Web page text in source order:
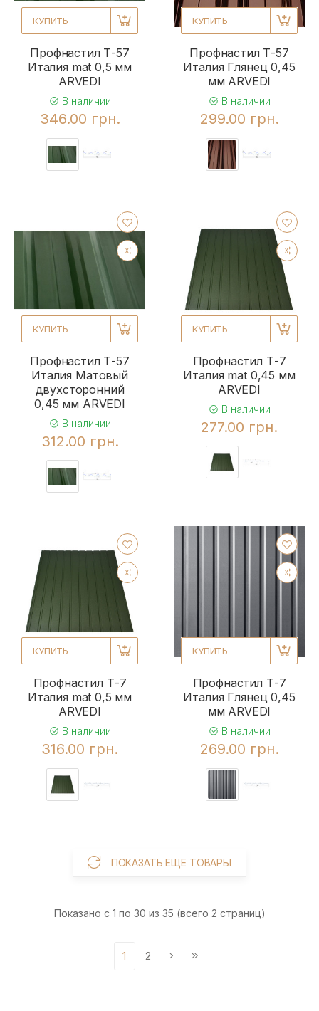
КУПИТЬ
Профнастил Т-57
Италия mat 0,5 мм
ARVEDI
В наличии
346.00 грн.
КУПИТЬ
Профнастил Т-57
Италия Глянец 0,45
мм ARVEDI
В наличии
299.00 грн.
КУПИТЬ
Профнастил Т-57
Италия Матовый
двухсторонний
0,45 мм ARVEDI
В наличии
312.00 грн.
КУПИТЬ
Профнастил Т-7
Италия mat 0,45 мм
ARVEDI
В наличии
277.00 грн.
КУПИТЬ
Профнастил Т-7
Италия mat 0,5 мм
ARVEDI
В наличии
316.00 грн.
КУПИТЬ
Профнастил Т-7
Италия Глянец 0,45
мм ARVEDI
В наличии
269.00 грн.
ПОКАЗАТЬ ЕЩЕ ТОВАРЫ
Показано с 1 по 30 из 35 (всего 2 страниц)
1 2